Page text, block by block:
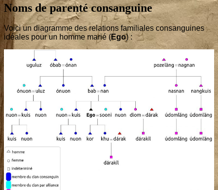
Noms de parenté consanguine
Voi­ci un dia­gramme des rela­tions fami­liales consan­guines
idéales pour un homme marié (Ego) :